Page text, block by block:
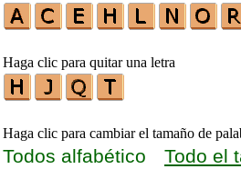
Haga clic para quitar una letra
Haga clic para cambiar el tamaño de
Todos alfabético Todo el